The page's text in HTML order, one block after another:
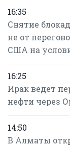
16:35
Снятие
не от
США на
16:25
Ирак ведет
нефти через
14:50
В Алматы